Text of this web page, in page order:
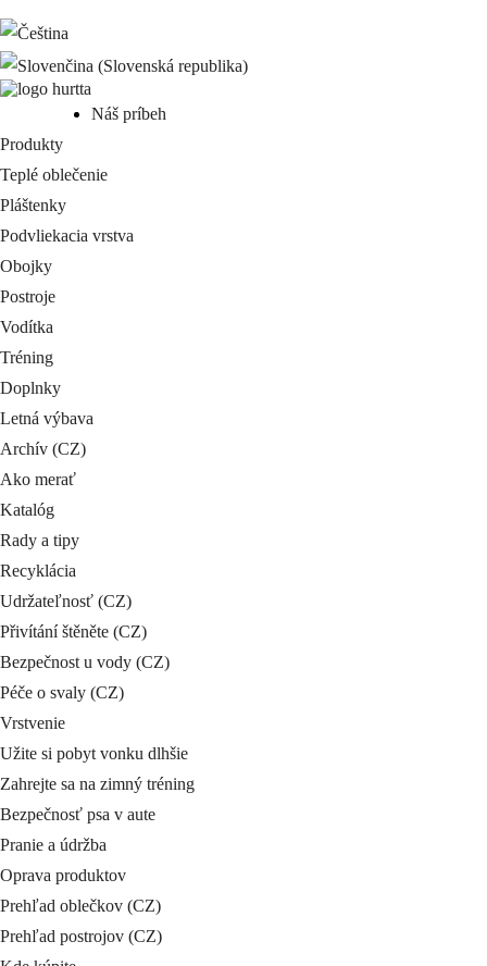
Náš príbeh
Produkty
Teplé oblečenie
Pláštenky
Podvliekacia vrstva
Obojky
Postroje
Vodítka
Tréning
Doplnky
Letná výbava
Archív (CZ)
Ako merať
Katalóg
Rady a tipy
Recyklácia
Udržateľnosť (CZ)
Přivítání štěněte (CZ)
Bezpečnost u vody (CZ)
Péče o svaly (CZ)
Vrstvenie
Užite si pobyt vonku dlhšie
Zahrejte sa na zimný tréning
Bezpečnosť psa v aute
Pranie a údržba
Oprava produktov
Prehľad oblečkov (CZ)
Prehľad postrojov (CZ)